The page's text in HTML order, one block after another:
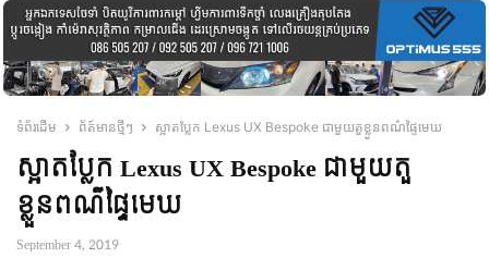
ទំព័រដើម ព័ត៍មានថ្មីៗ ស្អាតប្លែក Lexus UX Bespoke ជាមួយតួខ្លួនពណ៌ផ្ទៃមេឃ
ស្អាតប្លែក Lexus UX Bespoke ជាមួយតួ
ខ្លួនពណ៌ផ្ទៃមេឃ
September 4, 2019